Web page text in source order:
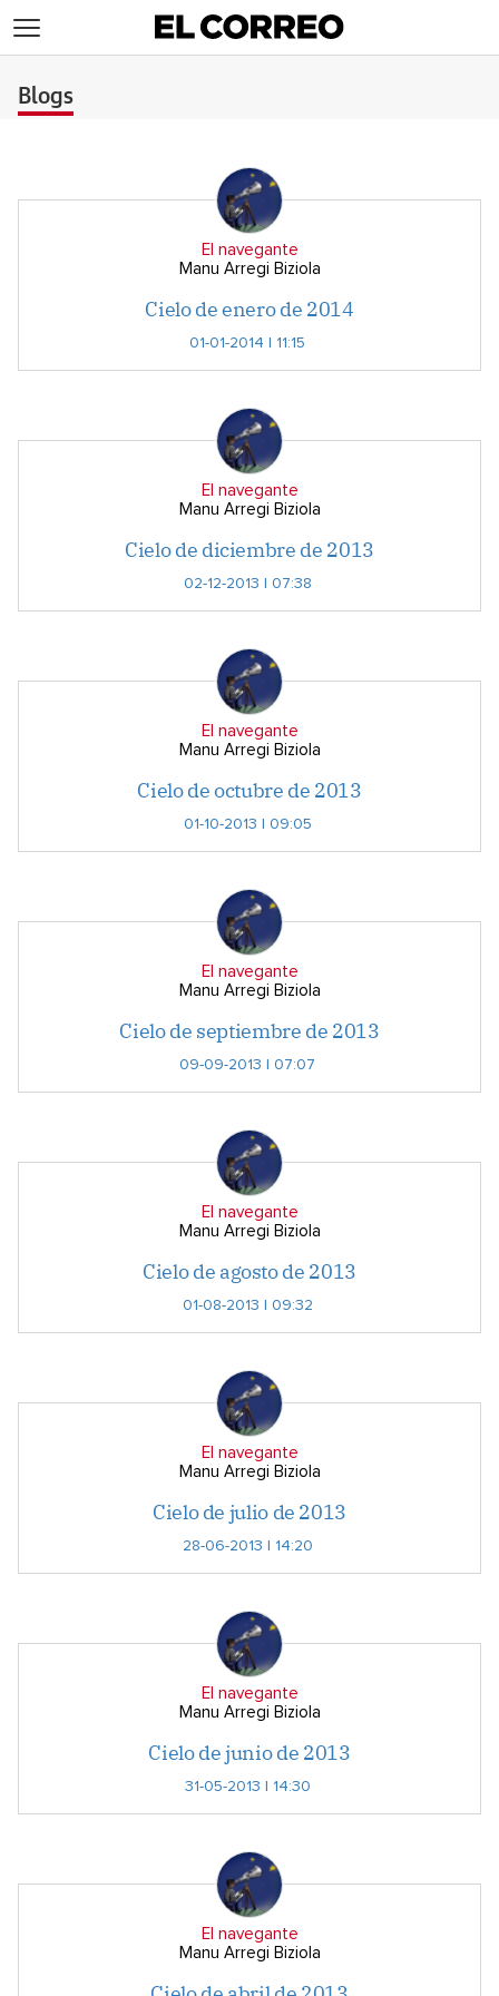
Blogs
El navegante
Manu Arregi Biziola
Cielo de enero de 2014
01-01-2014 | 11:15
El navegante
Manu Arregi Biziola
Cielo de diciembre de 2013
02-12-2013 | 07:38
El navegante
Manu Arregi Biziola
Cielo de octubre de 2013
01-10-2013 | 09:05
El navegante
Manu Arregi Biziola
Cielo de septiembre de 2013
09-09-2013 | 07:07
El navegante
Manu Arregi Biziola
Cielo de agosto de 2013
01-08-2013 | 09:32
El navegante
Manu Arregi Biziola
Cielo de julio de 2013
28-06-2013 | 14:20
El navegante
Manu Arregi Biziola
Cielo de junio de 2013
31-05-2013 | 14:30
El navegante
Manu Arregi Biziola